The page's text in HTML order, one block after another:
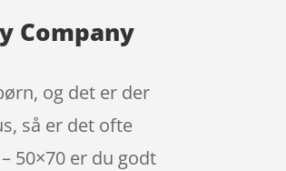
Company
og det er der
så er det ofte
50×70 er du godt